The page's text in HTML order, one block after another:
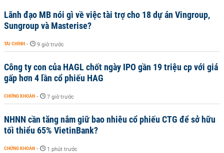
Lãnh đạo MB nói gì về việc tài trợ cho 18 dự án Vingroup,
Sungroup và Masterise?
TÀI CHÍNH - 9 giờ trước
Công ty con của HAGL chốt ngày IPO gần 19 triệu cp với giá
gấp hơn 4 lần cổ phiếu HAG
CHỨNG KHOÁN - 7 giờ trước
NHNN cần tăng nắm giữ bao nhiêu cổ phiếu CTG để sở hữu
tối thiểu 65% VietinBank?
CHỨNG KHOÁN - 1 phút trước